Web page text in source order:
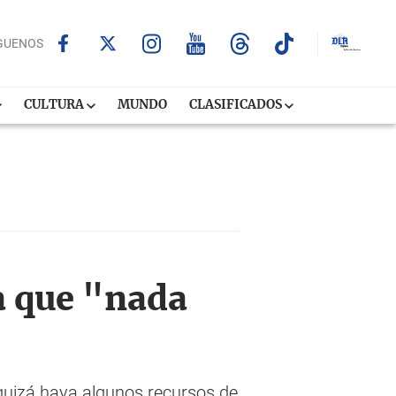
CULTURA MUNDO CLASIFICADOS
que "nada